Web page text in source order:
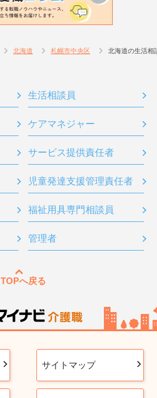
北海道 札幌市中央区 北海道の生活相
生活相談員
ケアマネジャー
サービス提供責任者
児童発達支援管理責任者
福祉用具専門相談員
管理者
TOPへ戻る
サイトマップ